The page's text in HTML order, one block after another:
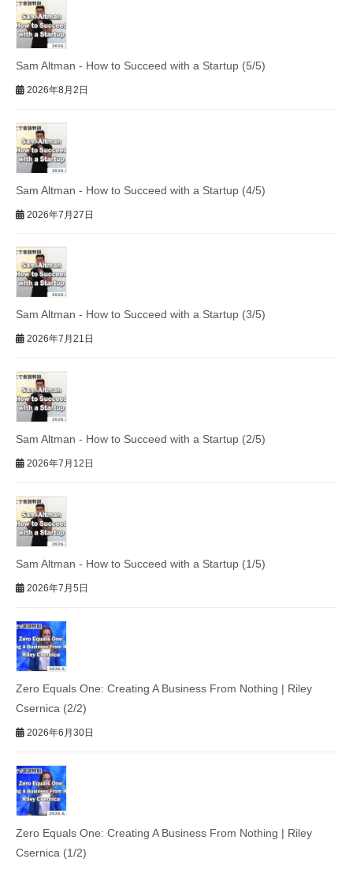
Sam Altman - How to Succeed with a Startup (5/5)
2026年8月2日
Sam Altman - How to Succeed with a Startup (4/5)
2026年7月27日
Sam Altman - How to Succeed with a Startup (3/5)
2026年7月21日
Sam Altman - How to Succeed with a Startup (2/5)
2026年7月12日
Sam Altman - How to Succeed with a Startup (1/5)
2026年7月5日
Zero Equals One: Creating A Business From Nothing | Riley
Csernica (2/2)
2026年6月30日
Zero Equals One: Creating A Business From Nothing | Riley
Csernica (1/2)